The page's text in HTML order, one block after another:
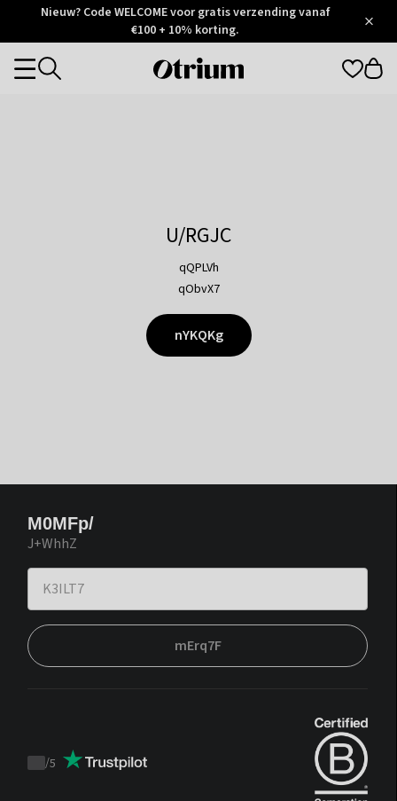
Otrium
Trustpilot
Nieuw? Code WELCOME voor gratis verzending vanaf
€100 + 10% korting.
Otrium
Categories
U/RGJC
qQPLVh
qObvX7
nYKQKg
M0MFp/
J+WhhZ
mErq7F
Trustpilot
/5